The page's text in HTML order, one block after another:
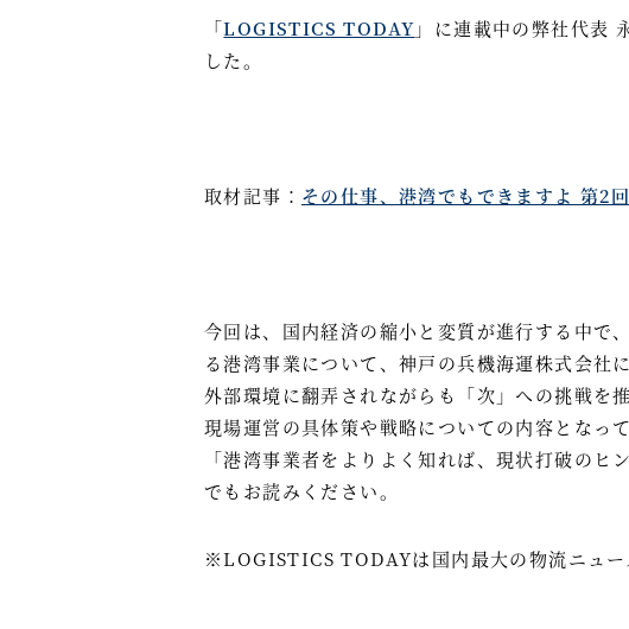
「LOGISTICS TODAY」に連載中の弊社代表
した。
取材記事： その仕事、港湾でもできますよ 第2
今回は、国内経済の縮小と変質が進行する中で
る港湾事業について、神戸の兵機海運株式会社
外部環境に翻弄されながらも「次」への挑戦を
現場運営の具体策や戦略についての内容となって
「港湾事業者をよりよく知れば、現状打破の
でもお読みください。
※LOGISTICS TODAYは国内最大の物流ニュー